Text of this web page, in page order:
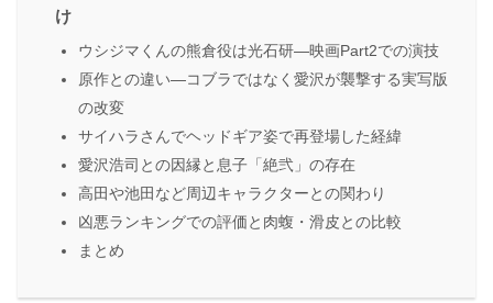
け
ウシジマくんの熊倉役は光石研―映画Part2での演技
原作との違い―コブラではなく愛沢が襲撃する実写版
の改変
サイハラさんでヘッドギア姿で再登場した経緯
愛沢浩司との因縁と息子「絶弐」の存在
高田や池田など周辺キャラクターとの関わり
凶悪ランキングでの評価と肉蝮・滑皮との比較
まとめ